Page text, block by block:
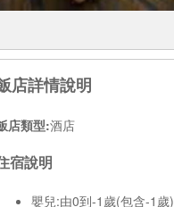
店詳情說明
店類型:酒店
宿說明
嬰兒:由0到-1歲(包含-1歲)